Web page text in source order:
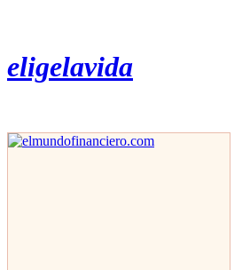
eligelavida